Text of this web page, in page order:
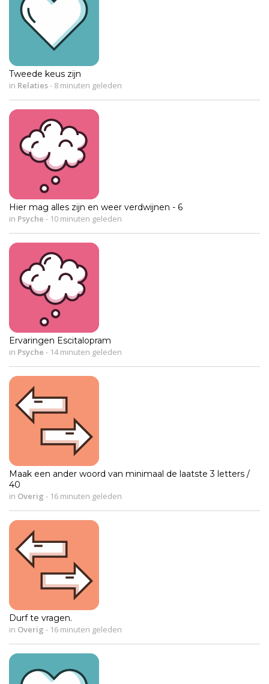
Tweede keus zijn
in Relaties- 8 minuten geleden
Hier mag alles zijn en weer verdwijnen - 6
in Psyche - 10 minuten geleden
Ervaringen Escitalopram
in Psyche - 14 minuten geleden
Maak een ander woord van minimaal de laatste 3 letters /
40
in Overig - 16 minuten geleden
Durf te vragen.
in Overig - 16 minuten geleden